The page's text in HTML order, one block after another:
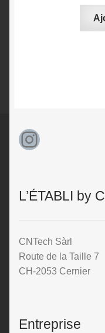
Instagram
L’ÉTABLI by
CNTech Sàrl
Route de la Taille 7
CH-2053 Cernier
Entreprise